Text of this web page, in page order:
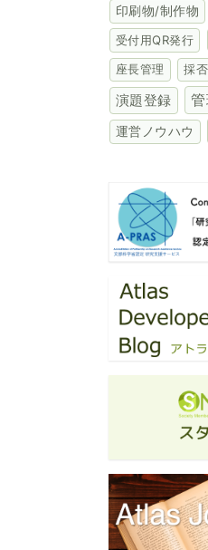
印刷物/制作物
受付用QR発行
座長管理 採
演題登録
運営ノウハウ